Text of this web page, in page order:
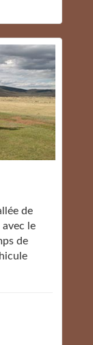
de
le
de